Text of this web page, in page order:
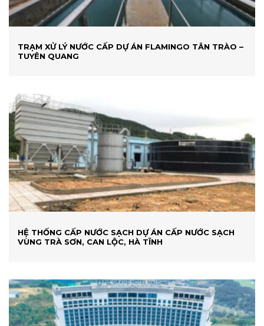
TRẠM XỬ LÝ NƯỚC CẤP DỰ ÁN FLAMINGO TÂN TRÀO –
TUYÊN QUANG
HỆ THỐNG CẤP NƯỚC SẠCH DỰ ÁN CẤP NƯỚC SẠCH
VÙNG TRÀ SƠN, CAN LỘC, HÀ TĨNH